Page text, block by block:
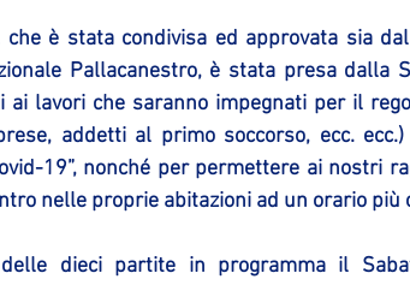
che è stata condivisa ed approvata sia
Pallacanestro, è stata presa dalla
lavori che saranno impegnati per il
addetti al primo soccorso, ecc.
19”, nonché per permettere ai nostri
nelle proprie abitazioni ad un orario più
dieci partite in programma il